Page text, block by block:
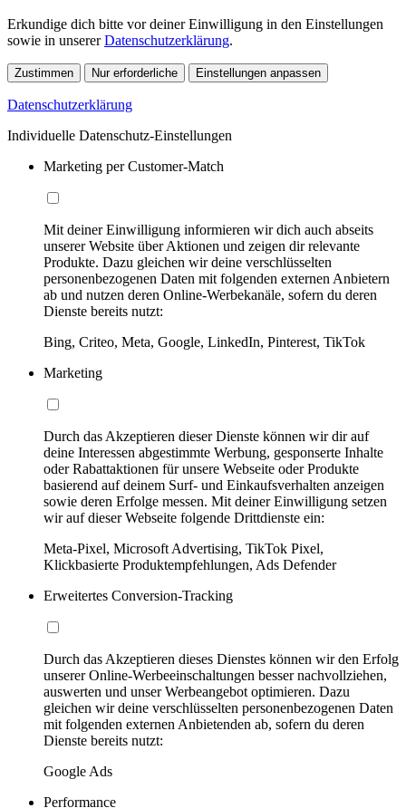
Erkundige dich bitte vor deiner Einwilligung in den Einstellungen
sowie in unsererDatenschutzerklärung.
Zustimmen Nur erforderliche Einstellungen anpassen
Datenschutzerklärung
Individuelle Datenschutz-Einstellungen
Marketing per Customer-Match
Mit deiner Einwilligung informieren wir dich auch abseits
unserer Website über Aktionen und zeigen dir relevante
Produkte. Dazu gleichen wir deine verschlüsselten
personenbezogenen Daten mit folgenden externen Anbietern
ab und nutzen deren Online-Werbekanäle, sofern du deren
Dienste bereits nutzt:
Bing, Criteo, Meta, Google, LinkedIn, Pinterest, TikTok
Marketing
Durch das Akzeptieren dieser Dienste können wir dir auf
deine Interessen abgestimmte Werbung, gesponserte Inhalte
oder Rabattaktionen für unsere Webseite oder Produkte
basierend auf deinem Surf- und Einkaufsverhalten anzeigen
sowie deren Erfolge messen. Mit deiner Einwilligung setzen
wir auf dieser Webseite folgende Drittdienste ein:
Meta-Pixel, Microsoft Advertising, TikTok Pixel,
Klickbasierte Produktempfehlungen, Ads Defender
Erweitertes Conversion-Tracking
Durch das Akzeptieren dieses Dienstes können wir den Erfolg
unserer Online-Werbeeinschaltungen besser nachvollziehen,
auswerten und unser Werbeangebot optimieren. Dazu
gleichen wir deine verschlüsselten personenbezogenen Daten
mit folgenden externen Anbietenden ab, sofern du deren
Dienste bereits nutzt:
Google Ads
Performance